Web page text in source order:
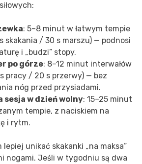
: 5–8 minut w łatwym tempie
skakania / 30 s marszu) — podnosi
i „budzi” stopy.
po górze: 8–12 minut interwałów
pracy / 20 s przerwy) — bez
nóg przed przysiadami.
sesja w dzień wolny: 15–25 minut
tempie, z naciskiem na
i rytm.
lepiej unikać skakanki „na maksa”
nogami. Jeśli w tygodniu są dwa